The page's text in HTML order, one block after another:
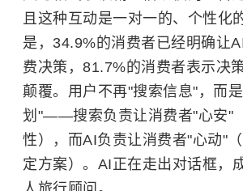
且这种互动是一对一的、个性化
是，34.9%的消费者已经明确让
费决策，81.7%的消费者表示决
颠覆。用户不再"搜索信息"，而
划"——搜索负责让消费者"心安"
性），而AI负责让消费者"心动"
定方案）。AI正在走出对话框，